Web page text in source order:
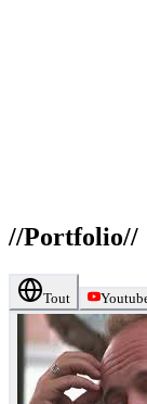
//Portfolio//
Tout